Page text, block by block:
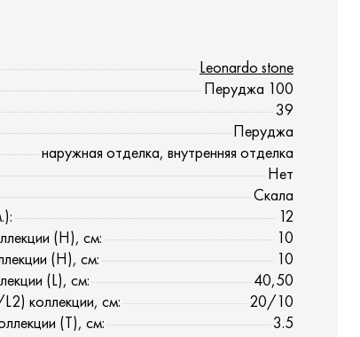
Leonardo stone
Перуджа 100
39
Перуджа
наружная отделка, внутренняя отделка
Нет
Скала
12
(H), см:
10
(H), см:
10
(L), см:
40,50
коллекции, см:
20/10
(T), см:
3.5